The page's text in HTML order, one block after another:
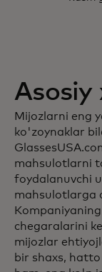
Asosiy
Mijozlarni eng
ko'zoynaklar
mahsulotlarni
foydalanuvchi
mahsulotlarga
chegaralarini
mijozlar
bir shaxs,